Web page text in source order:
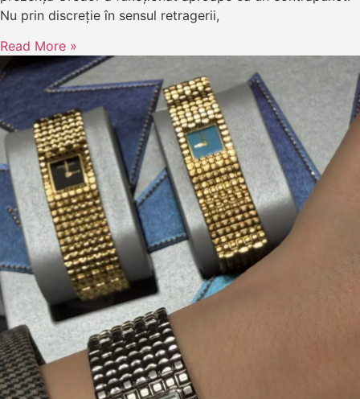
Nu prin discreție în sensul retragerii,
Read More »